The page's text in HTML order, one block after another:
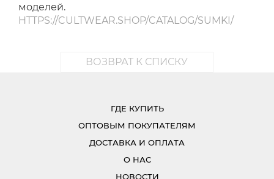
моделей.
HTTPS://CULTWEAR.SHOP/CATALOG/SUMKI/
ВОЗВРАТ К СПИСКУ
ГДЕ КУПИТЬ
ОПТОВЫМ ПОКУПАТЕЛЯМ
ДОСТАВКА И ОПЛАТА
О НАС
НОВОСТИ